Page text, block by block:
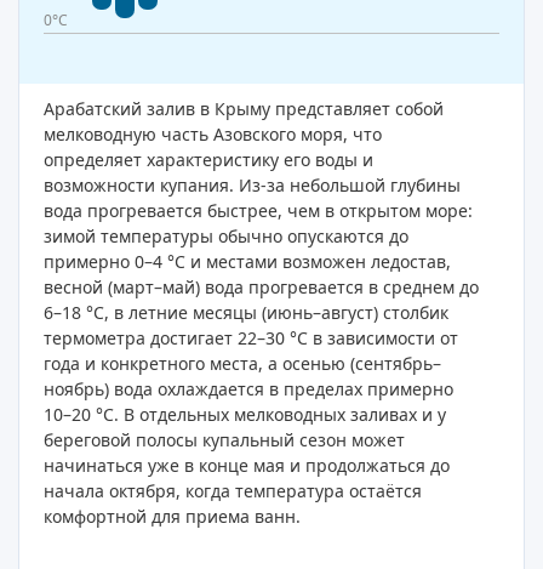
0°C
Арабатский залив в Крыму представляет собой
мелководную часть Азовского моря, что
определяет характеристику его воды и
возможности купания. Из-за небольшой глубины
вода прогревается быстрее, чем в открытом море:
зимой температуры обычно опускаются до
примерно 0–4 °C и местами возможен ледостав,
весной (март–май) вода прогревается в среднем до
6–18 °C, в летние месяцы (июнь–август) столбик
термометра достигает 22–30 °C в зависимости от
года и конкретного места, а осенью (сентябрь–
ноябрь) вода охлаждается в пределах примерно
10–20 °C. В отдельных мелководных заливах и у
береговой полосы купальный сезон может
начинаться уже в конце мая и продолжаться до
начала октября, когда температура остаётся
комфортной для приема ванн.